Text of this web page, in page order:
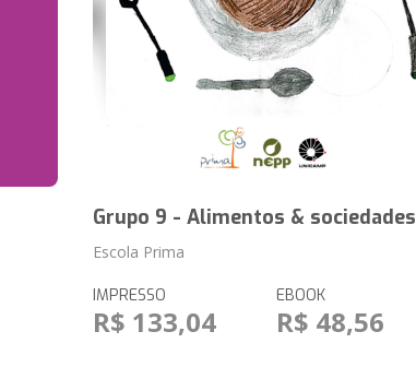
Grupo 9 - Alimentos & sociedades
Escola Prima
IMPRESSO
R$ 133,04
EBOOK
R$ 48,56